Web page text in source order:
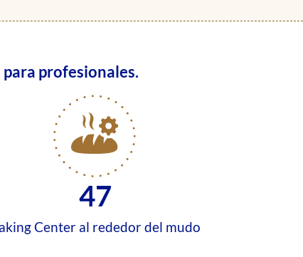
profesionales.
Center al rededor del mudo
47